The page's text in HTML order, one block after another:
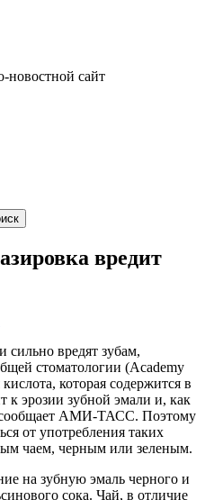
сайт
вредит
сильно вредят зубам,
стоматологии (Academy
которая содержится в
к эрозии зубной эмали и, как
сообщает АМИ-ТАСС. Поэтому
от употребления таких
чаем, черным или зеленым.
на зубную эмаль черного и
сока. Чай, в отличие